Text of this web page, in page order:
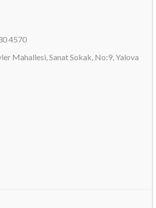
4570
Mahallesi, Sanat Sokak, No:9, Yalova